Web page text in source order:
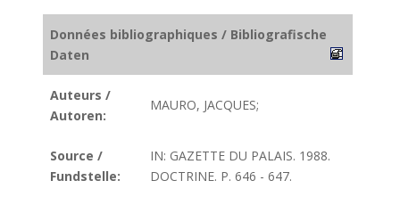
Données bibliographiques / Bibliografische
Daten
Auteurs /
Autoren:
MAURO, JACQUES;
Source /
Fundstelle:
IN: GAZETTE DU PALAIS. 1988.
DOCTRINE. P. 646 - 647.